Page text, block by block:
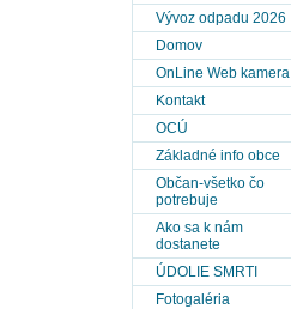
Vývoz odpadu 2026
Domov
OnLine Web kamera
Kontakt
OCÚ
Základné info obce
Občan-všetko čo
potrebuje
Ako sa k nám
dostanete
ÚDOLIE SMRTI
Fotogaléria